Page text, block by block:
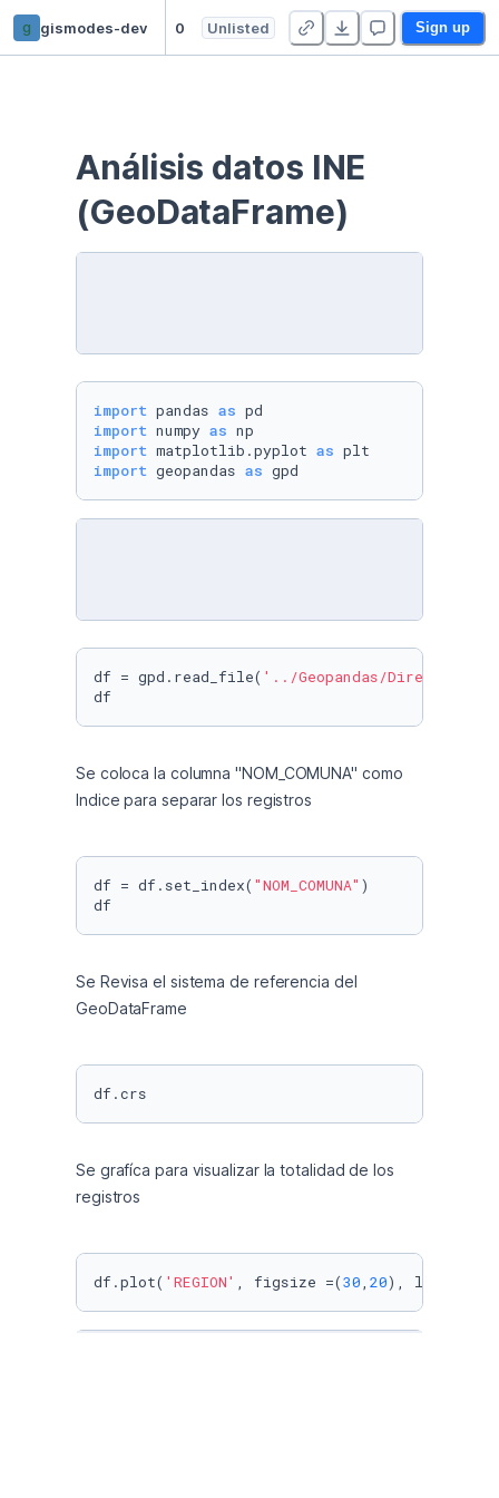
g gismodes-dev Unlisted Sign up
Análisis datos INE
(GeoDataFrame)
import pandas as
import numpy as
import matplotlib.pyplot as
import geopandas as gpd
df = gpd.read_file( '../Geopandas/
df
Se coloca la columna "NOM_COMUNA" como
Indice para separar los registros
df = df.set_index( "NOM_COMUNA" )
df
Se Revisa el sistema de referencia del
GeoDataFrame
df.crs
Se grafíca para visualizar la totalidad de los
registros
df.plot( 'REGION' , figsize =(30, 20), legend =